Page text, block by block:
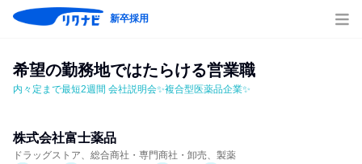
新卒採用
希望の勤務地ではたらける営業職
内々定まで最短2週間 会社説明会✨複合型医薬品企業✨
株式会社富士薬品
ドラッグストア、総合商社・専門商社・卸売、製薬